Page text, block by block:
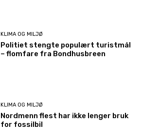
KLIMA OG MILJØ
Politiet stengte populært turistmål
– flomfare fra Bondhusbreen
KLIMA OG MILJØ
Nordmenn flest har ikke lenger bruk
for fossilbil